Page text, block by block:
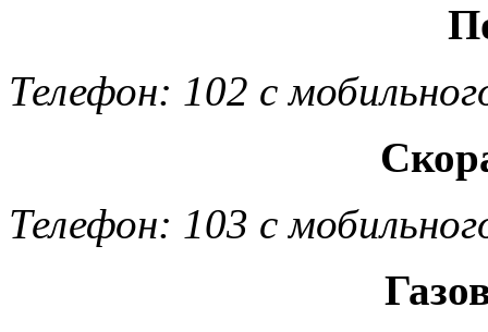
Телефон: 102 с
Телефон: 103 с